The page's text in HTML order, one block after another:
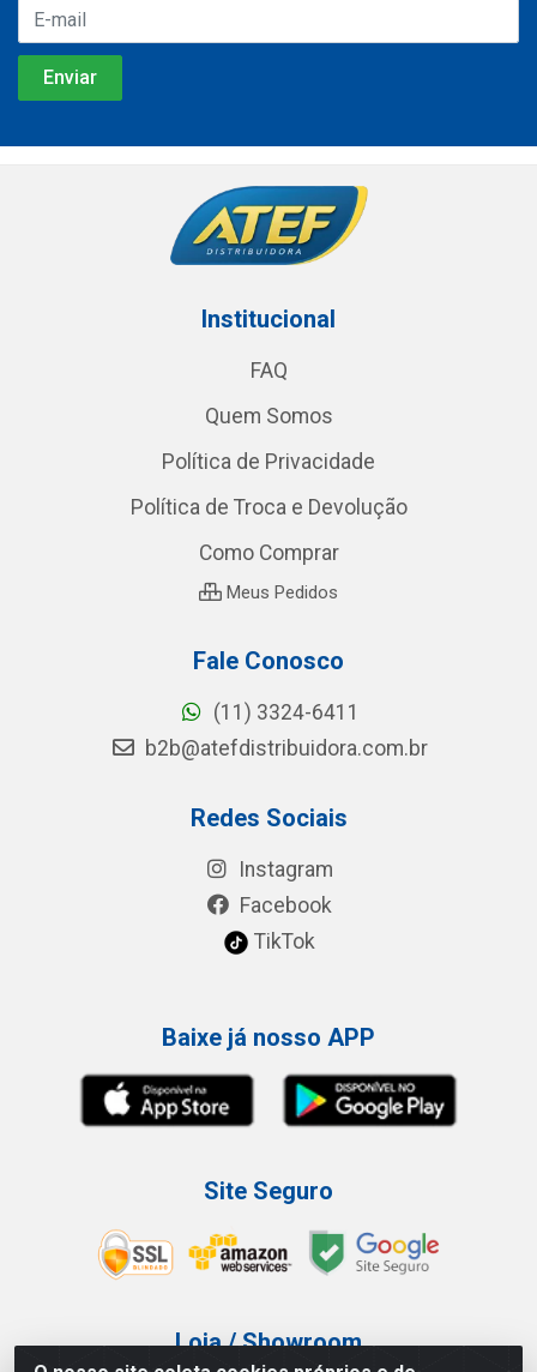
Institucional
FAQ
Quem Somos
Política de Privacidade
Política de Troca e Devolução
Como Comprar
Meus Pedidos
Fale Conosco
(11) 3324-6411
b2b@atefdistribuidora.com.br
Redes Sociais
Instagram
Facebook
TikTok
Baixe já nosso APP
Site Seguro
Loja / Showroom